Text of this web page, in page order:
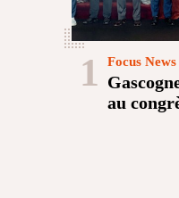
1
au
Focus News